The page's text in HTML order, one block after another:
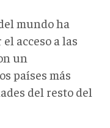
mundo ha
acceso a las
un
países más
del resto del